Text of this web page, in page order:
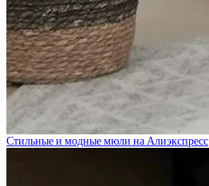
Стильные и модные мюли на Алиэкспресс